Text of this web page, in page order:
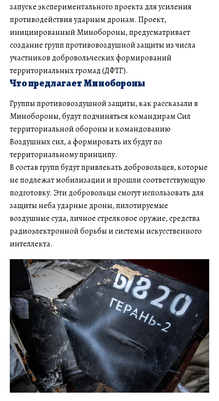
запуске экспериментального проекта для усиления
противодействия ударным дронам. Проект,
инициированный Минобороны, предусматривает
создание групп противовоздушной защиты из числа
участников добровольческих формирований
территориальных громад (ДФТГ).
Что предлагает Минобороны
Группы противовоздушной защиты, как рассказали в
Минобороны, будут подчиняться командирам Сил
территориальной обороны и командованию
Воздушных сил, а формировать их будут по
территориальному принципу.
В состав групп будут привлекать добровольцев, которые
не подлежат мобилизации и прошли соответствующую
подготовку. Эти добровольцы смогут использовать для
защиты неба ударные дроны, пилотируемые
воздушные суда, личное стрелковое оружие, средства
радиоэлектронной борьбы и системы искусственного
интеллекта.